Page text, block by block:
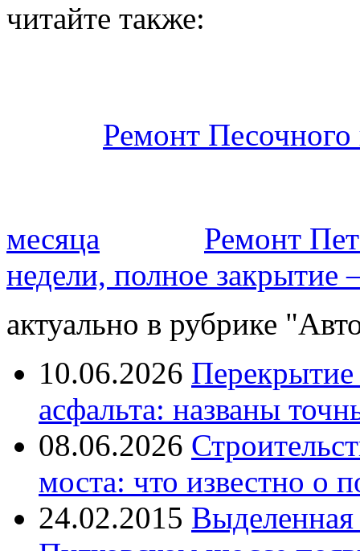
читайте также:
Ремонт
месяца
Ремонт
недели, полное закрытие
актуально в рубрике
10.06.2026 Перекрытие
асфальта: названы
08.06.2026
моста: что известно о
24.02.2015 Выделенная